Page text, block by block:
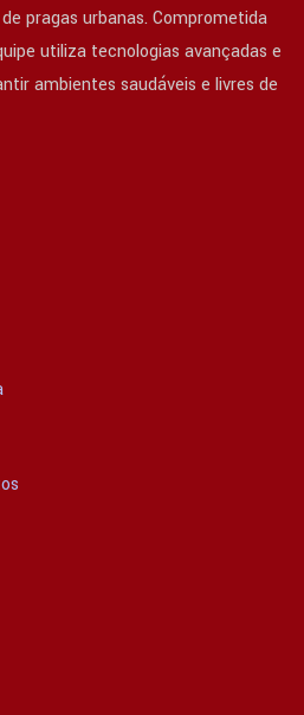
pragas urbanas. Comprometida
utiliza tecnologias avançadas e
ambientes saudáveis e livres de